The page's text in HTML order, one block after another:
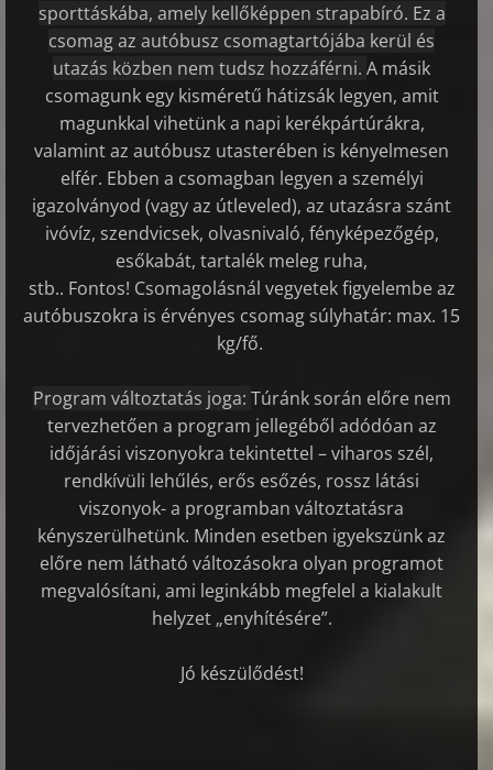
sporttáskába, amely kellőképpen strapabíró. Ez a
csomag az autóbusz csomagtartójába kerül és
utazás közben nem tudsz hozzáférni.A másik
csomagunk egy kisméretű hátizsák legyen, amit
magunkkal vihetünk a napi kerékpártúrákra,
valamint az autóbusz utasterében is kényelmesen
elfér. Ebben a csomagban legyen a személyi
igazolványod (vagy az útleveled), az utazásra szánt
ivóvíz, szendvicsek, olvasnivaló, fényképezőgép,
esőkabát, tartalék meleg ruha,
stb.. Fontos! Csomagolásnál vegyetek figyelembe az
autóbuszokra is érvényes csomag súlyhatár: max. 15
kg/fő.
Program változtatás joga: Túránk során előre nem
tervezhetően a program jellegéből adódóan az
időjárási viszonyokra tekintettel – viharos szél,
rendkívüli lehűlés, erős esőzés, rossz látási
viszonyok- a programban változtatásra
kényszerülhetünk. Minden esetben igyekszünk az
előre nem látható változásokra olyan programot
megvalósítani, ami leginkább megfelel a kialakult
helyzet „enyhítésére”.
Jó készülődést!